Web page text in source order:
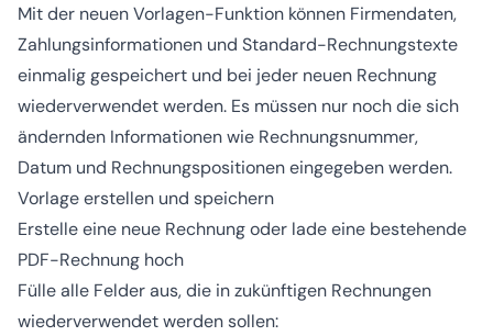
Mit der neuen Vorlagen-Funktion können Firmendaten,
Zahlungsinformationen und Standard-Rechnungstexte
einmalig gespeichert und bei jeder neuen Rechnung
wiederverwendet werden. Es müssen nur noch die sich
ändernden Informationen wie Rechnungsnummer,
Datum und Rechnungspositionen eingegeben werden.
Vorlage erstellen und speichern
Erstelle eine neue Rechnung oder lade eine bestehende
PDF-Rechnung hoch
Fülle alle Felder aus, die in zukünftigen Rechnungen
wiederverwendet werden sollen: